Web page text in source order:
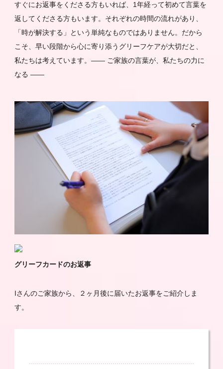
すぐにお返事をくださる方もいれば、1年経って初めて言葉を
返してくださる方もいます。それぞれの時間の流れがあり、
「時が解決する」という単純なものではありません。だから
こそ、早い段階から心に寄り添うグリーフケアが大切だと、
私たちは考えています。―― ご家族の言葉が、私たちの力に
なる ――
グリーフカードのお返事
Iさんのご家族から、２ヶ月後に届いたお返事をご紹介しま
す。